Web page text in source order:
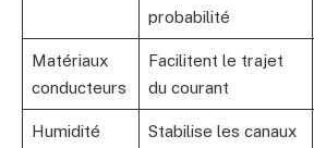
probabilité
Matériaux
conducteurs
Facilitent le trajet
du courant
Humidité
Stabilise les canaux